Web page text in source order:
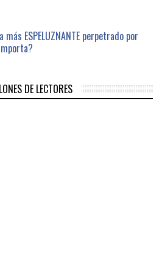
ESPELUZNANTE perpetrado por
DE LECTORES